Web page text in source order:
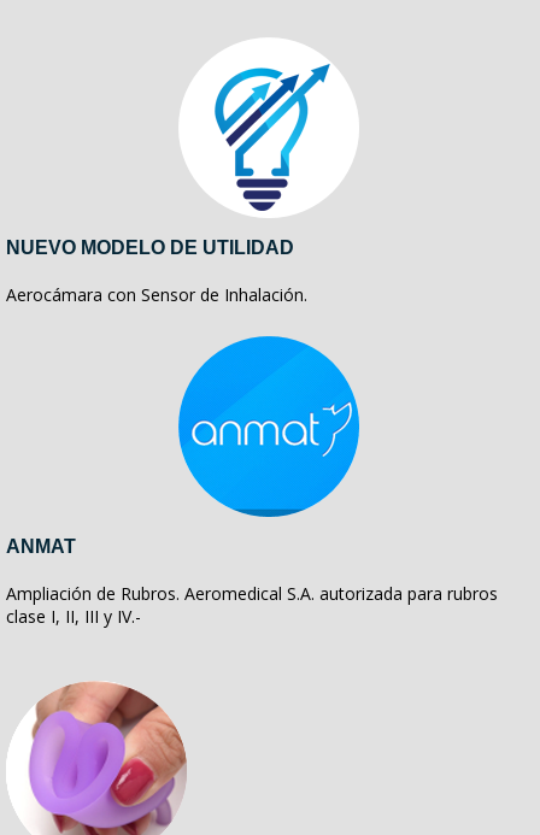
NUEVO MODELO DE UTILIDAD
Aerocámara con Sensor de Inhalación.
ANMAT
Ampliación de Rubros. Aeromedical S.A. autorizada para rubros
clase I, II, III y IV.-